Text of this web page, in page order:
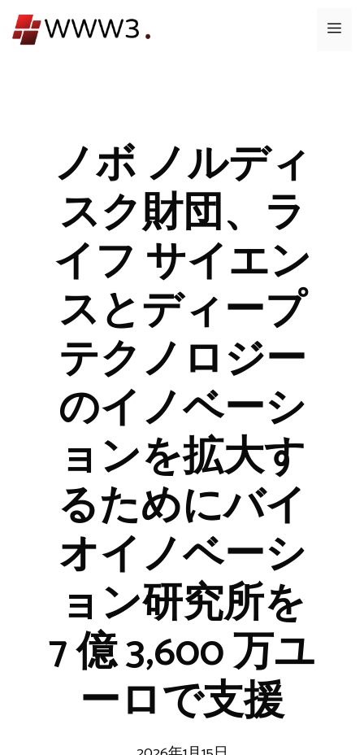
ン
メ
ノボ ノルディ
スク財団、ラ
イフ サイエン
スとディープ
テクノロジー
のイノベーシ
ョンを拡大す
るためにバイ
オイノベーシ
ョン研究所を
7 億 3,600 万ユ
ーロで支援